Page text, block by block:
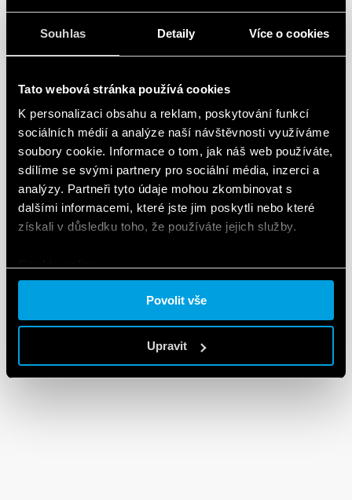
Souhlas Detaily Více o cookies
Tato webová stránka používá cookies
K personalizaci obsahu a reklam, poskytování funkcí
sociálních médií a analýze naší návštěvnosti využíváme
soubory cookie. Informace o tom, jak náš web používáte,
sdílíme se svými partnery pro sociální média, inzerci a
analýzy. Partneři tyto údaje mohou zkombinovat s
dalšími informacemi, které jste jim poskytli nebo které
získali v důsledku toho, že používáte jejich služby.
Povolit vše
Upravit